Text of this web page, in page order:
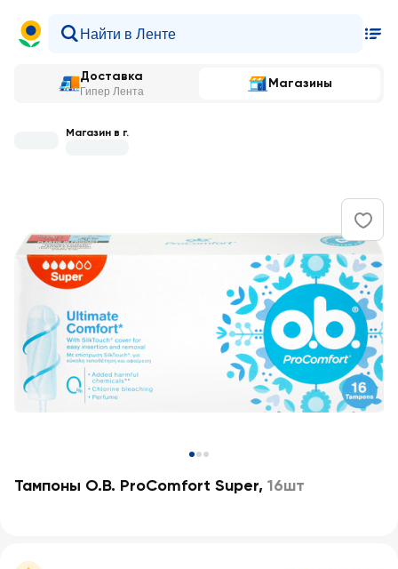
Доставка
Гипер Лента
Магазины
Магазин в г.
Тампоны O.B. ProComfort Super, 16шт